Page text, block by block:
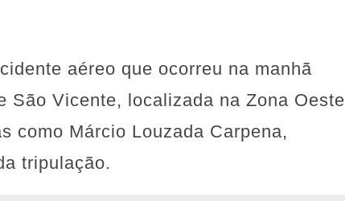
aéreo que ocorreu na manhã
São Vicente, localizada na Zona Oeste
como Márcio Louzada Carpena,
tripulação.